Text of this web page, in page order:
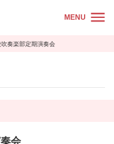
MENU
奏楽部定期演奏会
会